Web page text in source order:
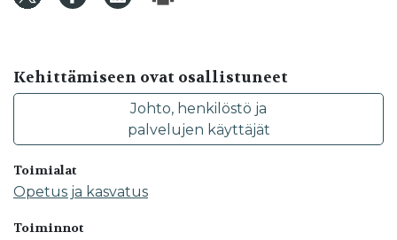
Kehittämiseen ovat osallistuneet
Johto, henkilöstö ja
palvelujen käyttäjät
Toimialat
Opetus ja kasvatus
Toiminnot